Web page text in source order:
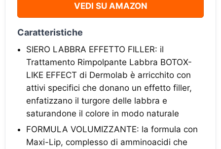
VEDI SU AMAZON
Caratteristiche
SIERO LABBRA EFFETTO FILLER: il
Trattamento Rimpolpante Labbra BOTOX-
LIKE EFFECT di Dermolab è arricchito con
attivi specifici che donano un effetto filler,
enfatizzano il turgore delle labbra e
saturandone il colore in modo naturale
FORMULA VOLUMIZZANTE: la formula con
Maxi-Lip, complesso di amminoacidi che